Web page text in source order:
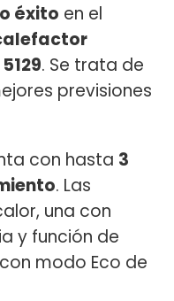
éxito en el
. Se trata de
previsiones
con hasta 3
. Las
una con
y función de
modo Eco de